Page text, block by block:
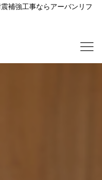
補強工事ならアーバンリフ